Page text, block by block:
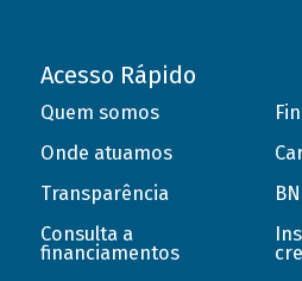
Acesso Rápido
Quem somos
Onde atuamos
Transparência
Consulta a
financiamentos